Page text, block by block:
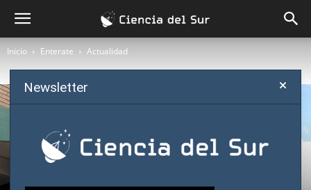
Inicio Enterate Actualidad
Newsletter